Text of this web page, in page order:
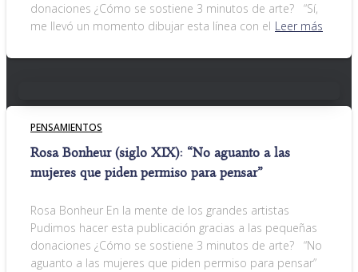
donaciones ¿Cómo se sostiene 3 minutos de arte? “Sí,
me llevó un momento dibujar esta línea con el Leer más
PENSAMIENTOS
Rosa Bonheur (siglo XIX): “No aguanto a las
mujeres que piden permiso para pensar”
Rosa Bonheur En la mente de los grandes artistas
Pudimos hacer esta publicación gracias a las pequeñas
donaciones ¿Cómo se sostiene 3 minutos de arte? “No
aguanto a las mujeres que piden permiso para pensar”